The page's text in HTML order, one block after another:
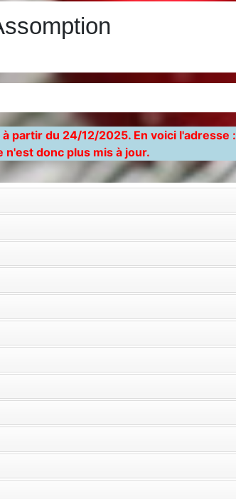
partir du 24/12/2025. En voici l'adresse :
n'est donc plus mis à jour.